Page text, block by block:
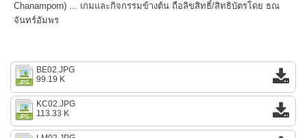
Chanamporn) ... เกมและกิจกรรมข้างต้น ถือลิขสิทธิ์/สิทธิบัตรโดย ธณ
จันทร์อัมพร
BE02.JPG
99.19 K
KC02.JPG
113.33 K